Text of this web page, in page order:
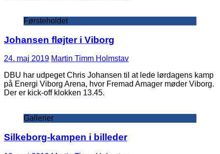
Førsteholdet
Johansen fløjter i Viborg
24. maj 2019 Martin Timm Holmstav
DBU har udpeget Chris Johansen til at lede lørdagens kamp
på Energi Viborg Arena, hvor Fremad Amager møder Viborg.
Der er kick-off klokken 13.45.
Gallerier
Silkeborg-kampen i billeder